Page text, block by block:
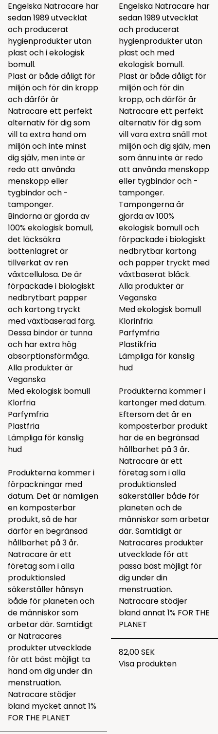
Engelska Natracare har
sedan 1989 utvecklat
och producerat
hygienprodukter utan
plast och i ekologisk
bomull.
Plast är både dåligt för
miljön och för din kropp
och därför är
Natracare ett perfekt
alternativ för dig som
vill ta extra hand om
miljön och inte minst
dig själv, men inte är
redo att använda
menskopp eller
tygbindor och -
tamponger.
Bindorna är gjorda av
100% ekologisk bomull,
det läcksäkra
bottenlagret är
tillverkat av ren
växtcellulosa. De är
förpackade i biologiskt
nedbrytbart papper
och kartong tryckt
med växtbaserad färg.
Dessa bindor är tunna
och har extra hög
absorptionsförmåga.
Alla produkter är
Veganska
Med ekologisk bomull
Klorfria
Parfymfria
Plastfria
Lämpliga för känslig
hud
Produkterna kommer i
förpackningar med
datum. Det är nämligen
en komposterbar
produkt, så de har
därför en begränsad
hållbarhet på 3 år.
Natracare är ett
företag som i alla
produktionsled
säkerställer hänsyn
både för planeten och
de människor som
arbetar där. Samtidigt
är Natracares
produkter utvecklade
för att bäst möjligt ta
hand om dig under din
menstruation.
Natracare stödjer
bland mycket annat 1%
FOR THE PLANET
Engelska Natracare har
sedan 1989 utvecklat
och producerat
hygienprodukter utan
plast och med
ekologisk bomull.
Plast är både dåligt för
miljön och för din
kropp, och därför är
Natracare ett perfekt
alternativ för dig som
vill vara extra snäll mot
miljön och dig själv, men
som ännu inte är redo
att använda menskopp
eller tygbindor och -
tamponger.
Tampongerna är
gjorda av 100%
ekologisk bomull och
förpackade i biologiskt
nedbrytbar kartong
och papper tryckt med
växtbaserat bläck.
Alla produkter är
Veganska
Med ekologisk bomull
Klorinfria
Parfymfria
Plastikfria
Lämpliga för känslig
hud
Produkterna kommer i
kartonger med datum.
Eftersom det är en
komposterbar produkt
har de en begränsad
hållbarhet på 3 år.
Natracare är ett
företag som i alla
produktionsled
säkerställer både för
planeten och de
människor som arbetar
där. Samtidigt är
Natracares produkter
utvecklade för att
passa bäst möjligt för
dig under din
menstruation.
Natracare stödjer
bland annat 1% FOR THE
PLANET
82,00 SEK
Visa produkten